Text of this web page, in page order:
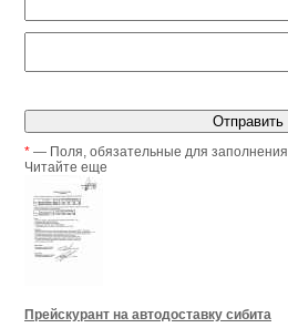
* — Поля, обязательные для заполнения
Читайте еще
Прейскурант на автодоставку сибита